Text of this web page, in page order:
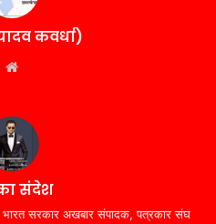
कवर्धा)
संदेश
सरकार अखबार संपादक, पत्रकार संघ